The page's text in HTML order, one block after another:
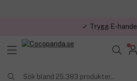
✓ Trygg E-handel
Sök bland 25.383 produkter..